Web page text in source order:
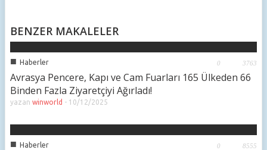
BENZER MAKALELER
■ Haberler 0 3763
Avrasya Pencere, Kapı ve Cam Fuarları 165 Ülkeden 66
Binden Fazla Ziyaretçiyi Ağırladı!
yazan winworld - 10/12/2025
■ Haberler 0 8555